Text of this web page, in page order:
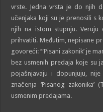
vrste. Jedna vrsta je do njih
učenjaka koji su je prenosili s
njih na istom stupnju.
prihvatiti. Međutim, nepisane
govoreći: ‘”Pisani zakonik’ je
bez usmenih predaja koje su
pojašnjavaju i dopunjuju,
značenja ‘Pisanog
usmenim predajama.